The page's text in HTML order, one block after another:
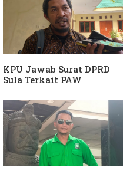
Berjalan"
KPU Jawab Surat DPRD
Sula Terkait PAW
Hanura